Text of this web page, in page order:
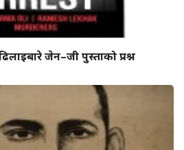
जेन–जी पुस्ताको प्रश्न